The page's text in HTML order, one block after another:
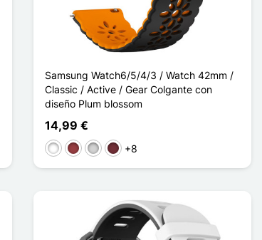
Samsung Watch6/5/4/3 / Watch 42mm /
Classic / Active / Gear Colgante con
diseño Plum blossom
14,99 €
BlancoRojo oscuro
Gris clairRouge Vin
+8